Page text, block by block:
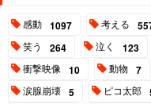
感動 1097 考える
笑う 264 泣く 123
衝撃映像 10 動物 7
涙腺崩壊 5 ピコ太郎